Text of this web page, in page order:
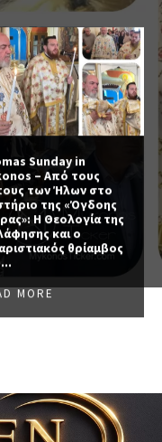
Sunday in
– Από τους
των Ήλων στο
της «Όγδοης
Η Θεολογία της
και ο
θρίαμβος
MORE